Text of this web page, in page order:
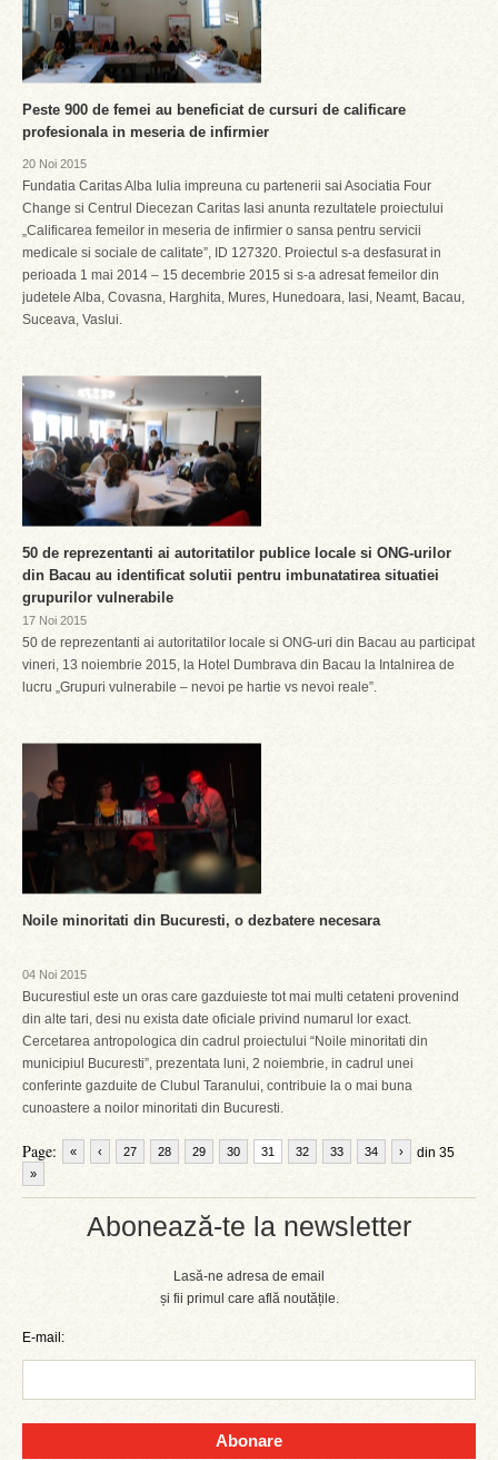
Abonează-te la newsletter
Lasă-ne adresa de email
și fii primul care află noutățile.
E-mail:
Abonare
Peste 900 de femei au beneficiat de cursuri de calificare
profesionala in meseria de infirmier
20 Noi 2015
Fundatia Caritas Alba Iulia impreuna cu partenerii sai Asociatia Four
Change si Centrul Diecezan Caritas Iasi anunta rezultatele proiectului
„Calificarea femeilor in meseria de infirmier o sansa pentru servicii
medicale si sociale de calitate”, ID 127320. Proiectul s-a desfasurat in
perioada 1 mai 2014 – 15 decembrie 2015 si s-a adresat femeilor din
judetele Alba, Covasna, Harghita, Mures, Hunedoara, Iasi, Neamt, Bacau,
Suceava, Vaslui.
50 de reprezentanti ai autoritatilor publice locale si ONG-urilor
din Bacau au identificat solutii pentru imbunatatirea situatiei
grupurilor vulnerabile
17 Noi 2015
50 de reprezentanti ai autoritatilor locale si ONG-uri din Bacau au participat
vineri, 13 noiembrie 2015, la Hotel Dumbrava din Bacau la Intalnirea de
lucru „Grupuri vulnerabile – nevoi pe hartie vs nevoi reale”.
Noile minoritati din Bucuresti, o dezbatere necesara
04 Noi 2015
Bucurestiul este un oras care gazduieste tot mai multi cetateni provenind
din alte tari, desi nu exista date oficiale privind numarul lor exact.
Cercetarea antropologica din cadrul proiectului “Noile minoritati din
municipiul Bucuresti”, prezentata luni, 2 noiembrie, in cadrul unei
conferinte gazduite de Clubul Taranului, contribuie la o mai buna
cunoastere a noilor minoritati din Bucuresti.
Page: « ‹ 27 28 29 30 31 32 33 34 din 35
›
»